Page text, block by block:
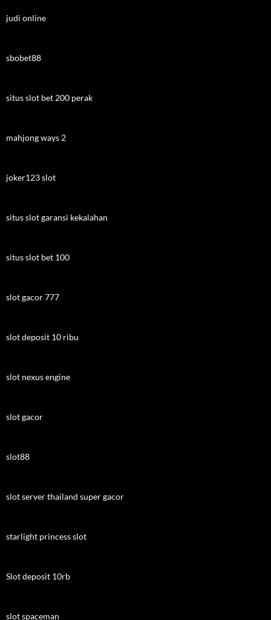
judi online
sbobet88
situs slot bet 200 perak
mahjong ways 2
joker123 slot
situs slot garansi kekalahan
situs slot bet 100
slot gacor 777
slot deposit 10 ribu
slot nexus engine
slot gacor
slot88
slot server thailand super gacor
starlight princess slot
Slot deposit 10rb
slot spaceman